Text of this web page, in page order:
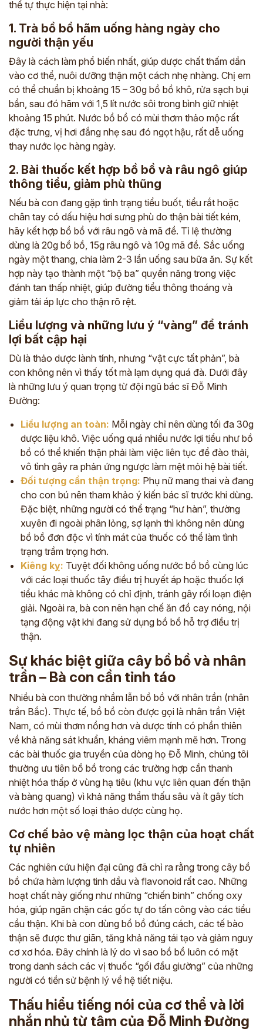
thể tự thực hiện tại nhà:
1. Trà bồ bồ hãm uống hàng ngày cho
người thận yếu
Đây là cách làm phổ biến nhất, giúp dược chất thấm dần
vào cơ thể, nuôi dưỡng thận một cách nhẹ nhàng. Chị em
có thể chuẩn bị khoảng 15 – 30g bồ bồ khô, rửa sạch bụi
bẩn, sau đó hãm với 1,5 lít nước sôi trong bình giữ nhiệt
khoảng 15 phút. Nước bồ bồ có mùi thơm thảo mộc rất
đặc trưng, vị hơi đắng nhẹ sau đó ngọt hậu, rất dễ uống
thay nước lọc hàng ngày.
2. Bài thuốc kết hợp bồ bồ và râu ngô giúp
thông tiểu, giảm phù thũng
Nếu bà con đang gặp tình trạng tiểu buốt, tiểu rắt hoặc
chân tay có dấu hiệu hơi sưng phù do thận bài tiết kém,
hãy kết hợp bồ bồ với râu ngô và mã đề. Tỉ lệ thường
dùng là 20g bồ bồ, 15g râu ngô và 10g mã đề. Sắc uống
ngày một thang, chia làm 2-3 lần uống sau bữa ăn. Sự kết
hợp này tạo thành một “bộ ba” quyền năng trong việc
đánh tan thấp nhiệt, giúp đường tiểu thông thoáng và
giảm tải áp lực cho thận rõ rệt.
Liều lượng và những lưu ý “vàng” để tránh
lợi bất cập hại
Dù là thảo dược lành tính, nhưng “vật cực tất phản”, bà
con không nên vì thấy tốt mà lạm dụng quá đà. Dưới đây
là những lưu ý quan trọng từ đội ngũ bác sĩ Đỗ Minh
Đường:
Liều lượng an toàn: Mỗi ngày chỉ nên dùng tối đa 30g
dược liệu khô. Việc uống quá nhiều nước lợi tiểu như bồ
bồ có thể khiến thận phải làm việc liên tục để đào thải,
vô tình gây ra phản ứng ngược làm mệt mỏi hệ bài tiết.
Đối tượng cần thận trọng: Phụ nữ mang thai và đang
cho con bú nên tham khảo ý kiến bác sĩ trước khi dùng.
Đặc biệt, những người có thể trạng “hư hàn”, thường
xuyên đi ngoài phân lỏng, sợ lạnh thì không nên dùng
bồ bồ đơn độc vì tính mát của thuốc có thể làm tình
trạng trầm trọng hơn.
Kiêng kỵ: Tuyệt đối không uống nước bồ bồ cùng lúc
với các loại thuốc tây điều trị huyết áp hoặc thuốc lợi
tiểu khác mà không có chỉ định, tránh gây rối loạn điện
giải. Ngoài ra, bà con nên hạn chế ăn đồ cay nóng, nội
tạng động vật khi đang sử dụng bồ bồ hỗ trợ điều trị
thận.
Sự khác biệt giữa cây bồ bồ và nhân
trần – Bà con cần tỉnh táo
Nhiều bà con thường nhầm lẫn bồ bồ với nhân trần (nhân
trần Bắc). Thực tế, bồ bồ còn được gọi là nhân trần Việt
Nam, có mùi thơm nồng hơn và dược tính có phần thiên
về khả năng sát khuẩn, kháng viêm mạnh mẽ hơn. Trong
các bài thuốc gia truyền của dòng họ Đỗ Minh, chúng tôi
thường ưu tiên bồ bồ trong các trường hợp cần thanh
nhiệt hóa thấp ở vùng hạ tiêu (khu vực liên quan đến thận
và bàng quang) vì khả năng thẩm thấu sâu và ít gây tích
nước hơn một số loại thảo dược cùng họ.
Cơ chế bảo vệ màng lọc thận của hoạt chất
tự nhiên
Các nghiên cứu hiện đại cũng đã chỉ ra rằng trong cây bồ
bồ chứa hàm lượng tinh dầu và flavonoid rất cao. Những
hoạt chất này giống như những “chiến binh” chống oxy
hóa, giúp ngăn chặn các gốc tự do tấn công vào các tiểu
cầu thận. Khi bà con dùng bồ bồ đúng cách, các tế bào
thận sẽ được thư giãn, tăng khả năng tái tạo và giảm nguy
cơ xơ hóa. Đây chính là lý do vì sao bồ bồ luôn có mặt
trong danh sách các vị thuốc “gối đầu giường” của những
người có tiền sử bệnh lý về hệ tiết niệu.
Thấu hiểu tiếng nói của cơ thể và lời
nhắn nhủ từ tâm của Đỗ Minh Đường